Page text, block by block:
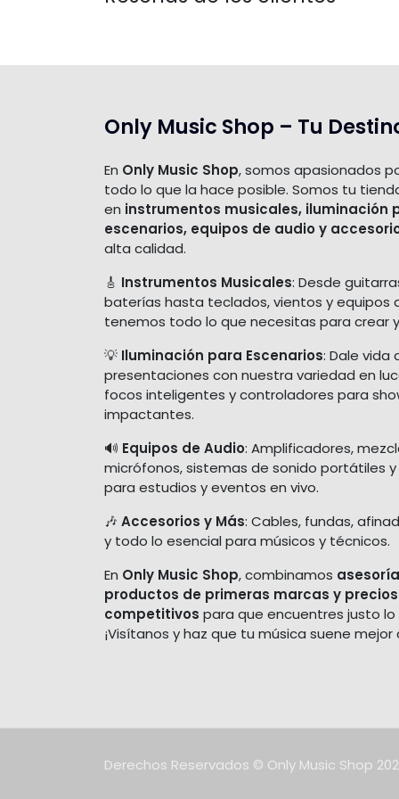
Only Music Shop – Tu
En Only Music Shop, somos apasionados
todo lo que la hace posible. Somos tu
en instrumentos musicales, iluminación
escenarios, equipos de audio y
alta calidad.
🎸 Instrumentos Musicales: Desde
baterías hasta teclados, vientos y equipos
tenemos todo lo que necesitas para crear
💡 Iluminación para Escenarios: Dale vida
presentaciones con nuestra variedad en
focos inteligentes y controladores para
impactantes.
🔊 Equipos de Audio: Amplificadores,
micrófonos, sistemas de sonido portátiles
para estudios y eventos en vivo.
🎶 Accesorios y Más: Cables, fundas,
y todo lo esencial para músicos y técnicos.
En Only Music Shop, combinamos
productos de primeras marcas y precios
competitivos para que encuentres justo lo
¡Visítanos y haz que tu música suene mejor
Derechos Reservados © Only Music Shop